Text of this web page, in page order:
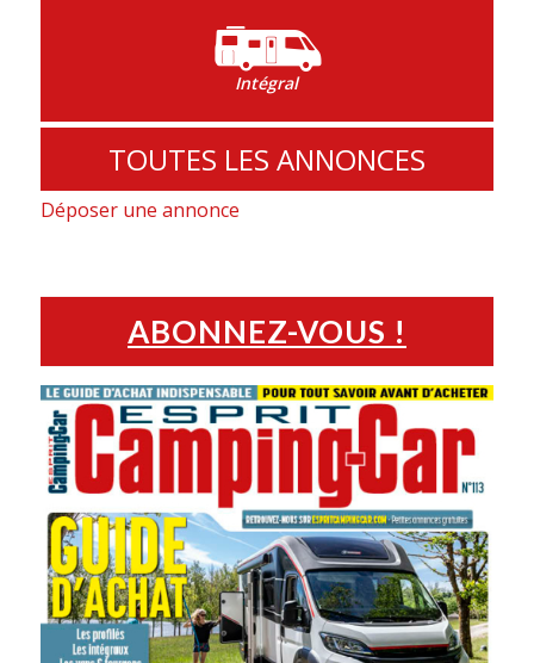
Intégral
TOUTES LES ANNONCES
Déposer une annonce
ABONNEZ-VOUS !